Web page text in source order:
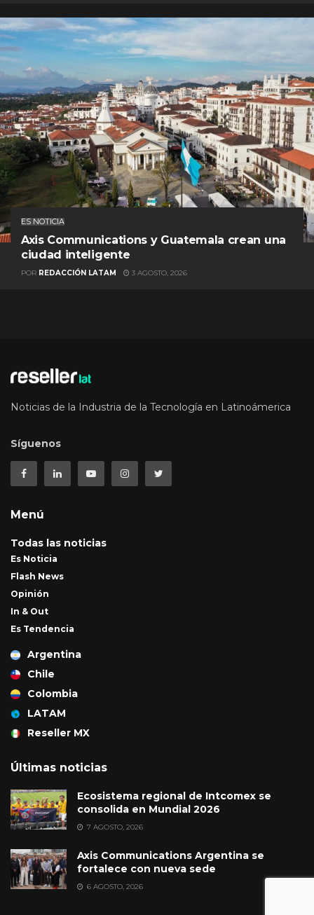
ES NOTICIA
Axis Communications y Guatemala crean una
ciudad inteligente
POR REDACCIÓN LATAM 3 AGOSTO, 2026
Noticias de la Industria de la Tecnología en Latinoámerica
Síguenos
Menú
Todas las noticias
Es Noticia
Flash News
Opinión
In & Out
Es Tendencia
Argentina
Chile
Colombia
LATAM
Reseller MX
Últimas noticias
Ecosistema regional de Intcomex se
consolida en Mundial 2026
7 AGOSTO, 2026
Axis Communications Argentina se
fortalece con nueva sede
6 AGOSTO, 2026